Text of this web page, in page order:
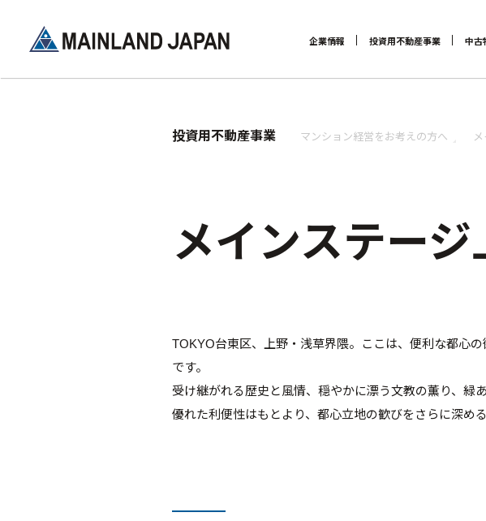
企業情報 投資用不動産事業 中古
投資用不動産事業 マンション経営をお考えの方へ
メインステー
TOKYO台東区、上野・浅草界隈。ここは、便利な都心
です。
受け継がれる歴史と風情、穏やかに漂う文教の薫り、緑
優れた利便性はもとより、都心立地の歓びをさらに深め